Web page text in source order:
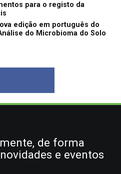
para o registo da
edição em português do
do Microbioma do Solo
de forma
e eventos